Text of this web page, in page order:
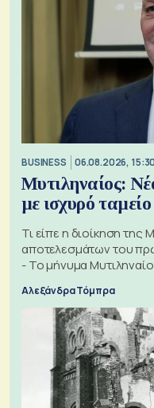
BUSINESS 06.08.2026, 15:30
Μυτιληναίος:
με ισχυρό ταμείο
Τι είπε η διοίκηση
αποτελεσμάτων του
- Το μήνυμα
Αλεξάνδρα Τόμπρα